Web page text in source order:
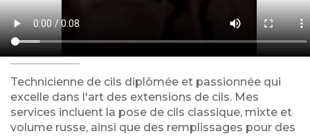
Technicienne de cils diplômée et passionnée qui
excelle dans l'art des extensions de cils. Mes
services incluent la pose de cils classique, mixte et
volume russe, ainsi que des remplissages pour des